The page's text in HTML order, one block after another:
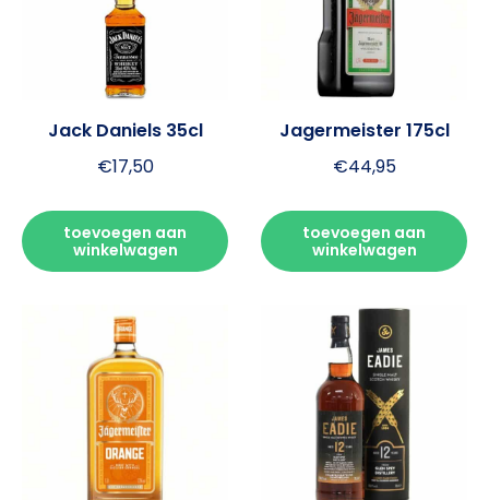
Jack Daniels 35cl
€17,50
toevoegen aan
winkelwagen
Jagermeister 175cl
€44,95
toevoegen aan
winkelwagen